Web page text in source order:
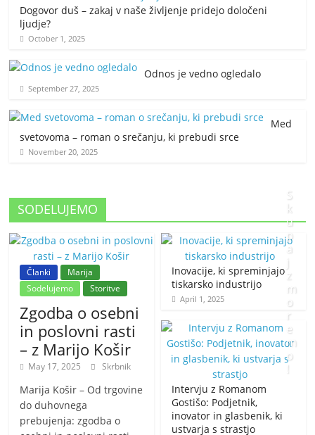
Dogovor duš – zakaj v naše življenje pridejo določeni
ljudje?
October 1, 2025
Odnos je vedno ogledalo
September 27, 2025
Med
svetovoma – roman o srečanju, ki prebudi srce
November 20, 2025
SODELUJEMO
Članki
Marija
Sodelujemo
Storitve
Zgodba o osebni
in poslovni rasti
– z Marijo Košir
May 17, 2025 Skrbnik
Marija Košir – Od trgovine
do duhovnega
prebujenja: zgodba o
Inovacije, ki spreminjajo
tiskarsko industrijo
April 1, 2025
Intervju z Romanom
Gostišo: Podjetnik,
inovator in glasbenik, ki
ustvarja s strastjo
S
k
u
p
a
z
m
o
r
e
m
o
!